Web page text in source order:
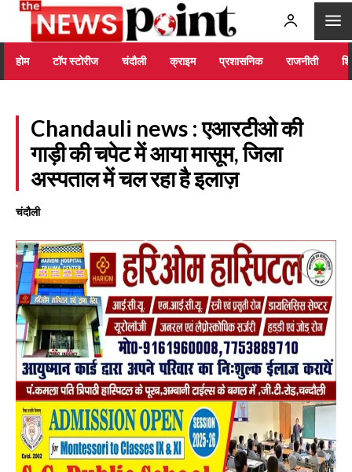
होम टॉप स्टोरीज चंदौली क्राइम प्रशासनिक राजनीती
Chandauli news : एआरटीओ की
गाड़ी की चपेट में आया मासूम, जिला
अस्पताल में चल रहा है इलाज़
चंदौली